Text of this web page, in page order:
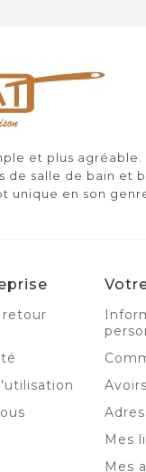
et plus agréable.
de salle de bain et
en son
Avoirs
Mes
Mes